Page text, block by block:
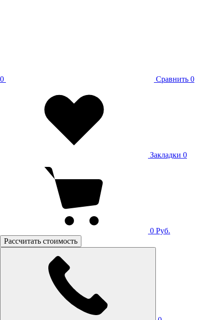
0 Сравнить 0
Закладки 0
0 Руб.
Рассчитать стоимость